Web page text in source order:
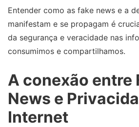
Entender como as fake news e a
manifestam e se propagam é
da segurança e veracidade nas
consumimos e compartilhamos.
A conexão entre
News e
Internet